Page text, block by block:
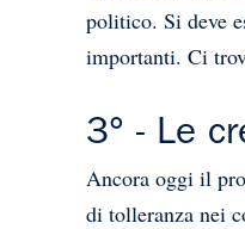
politico. Si deve
importanti. Ci
3° - Le
Ancora oggi il
di tolleranza nei